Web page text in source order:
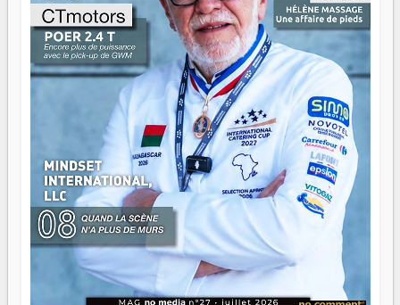
n'importe quel manuel. À Madagascar, la barque avance.
Il faut juste s'assurer que tout le monde rame dans le
même sens.